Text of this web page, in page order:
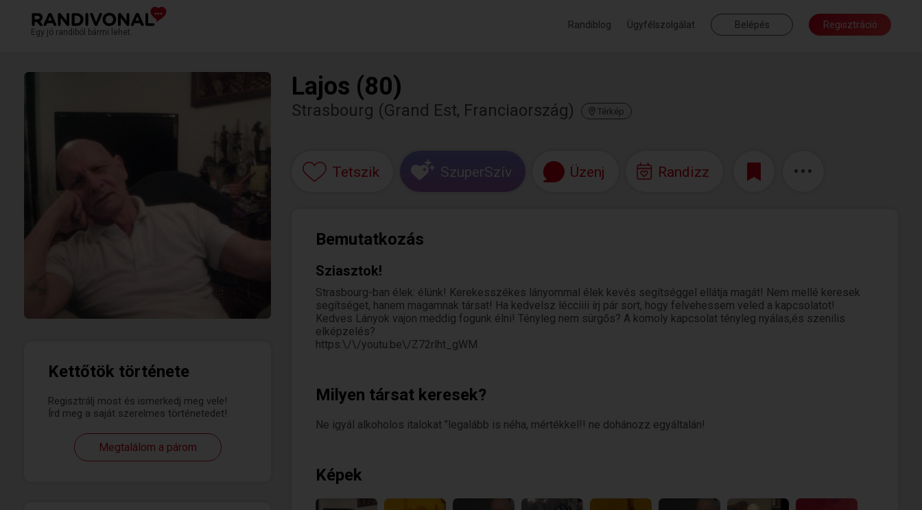
Egy jó randiból bármi lehet.
Randiblog Ügyfélszolgálat Belépés Regisztráció
Kettőtök története
Regisztrálj most és ismerkedj meg vele!
Írd meg a saját szerelmes történetedet!
Megtalálom a párom
Lajos (80)
Strasbourg (Grand Est, Franciaország) Térkép
Tetszik SzuperSzív Üzenj Randizz
Bemutatkozás
Sziasztok!
Strasbourg-ban élek: élünk! Kerekesszékes lányommal élek kevés segítséggel ellátja magát! Nem mellé keresek
segítséget, hanem magamnak társat! Ha kedvelsz lécciiii írj pár sort, hogy felvehessem veled a kapcsolatot!
Kedves Lányok vajon meddig fogunk élni! Tényleg nem sürgős? A komoly kapcsolat tényleg nyálas,és szenilis
elképzelés?
https:\/\/youtu.be\/Z72rlht_gWM
Milyen társat keresek?
Ne igyál alkoholos italokat "legalább is néha, mértékkel!! ne dohánozz egyáltalán!
Képek